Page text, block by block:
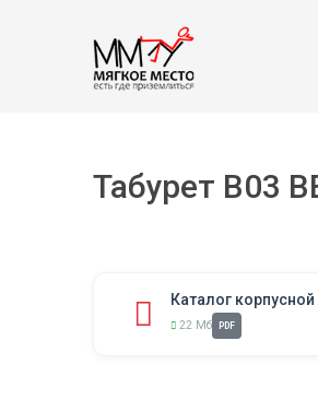
Табурет B03
Каталог
22 Мб PDF